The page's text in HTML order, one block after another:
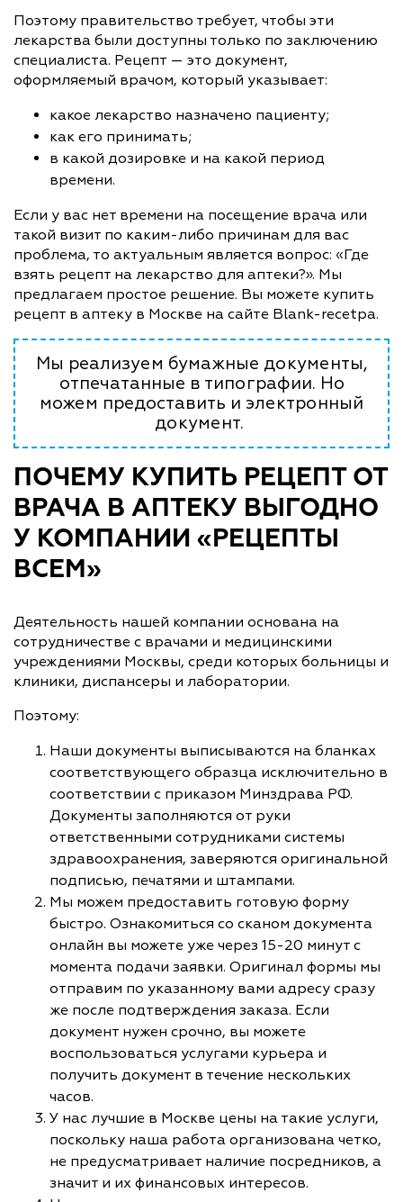
Поэтому правительство требует, чтобы эти
лекарства были доступны только по заключению
специалиста. Рецепт — это документ,
оформляемый врачом, который указывает:
какое лекарство назначено пациенту;
как его принимать;
в какой дозировке и на какой период
времени.
Если у вас нет времени на посещение врача или
такой визит по каким-либо причинам для вас
проблема, то актуальным является вопрос: «Где
взять рецепт на лекарство для аптеки?». Мы
предлагаем простое решение. Вы можете купить
рецепт в аптеку в Москве на сайте Blank-recetpa.
Мы реализуем бумажные документы,
отпечатанные в типографии. Но
можем предоставить и электронный
документ.
ПОЧЕМУ КУПИТЬ РЕЦЕПТ ОТ
ВРАЧА В АПТЕКУ ВЫГОДНО
У КОМПАНИИ «РЕЦЕПТЫ
ВСЕМ»
Деятельность нашей компании основана на
сотрудничестве с врачами и медицинскими
учреждениями Москвы, среди которых больницы и
клиники, диспансеры и лаборатории.
Поэтому:
Наши документы выписываются на бланках
соответствующего образца исключительно в
соответствии с приказом Минздрава РФ.
Документы заполняются от руки
ответственными сотрудниками системы
здравоохранения, заверяются оригинальной
подписью, печатями и штампами.
Мы можем предоставить готовую форму
быстро. Ознакомиться со сканом документа
онлайн вы можете уже через 15-20 минут с
момента подачи заявки. Оригинал формы мы
отправим по указанному вами адресу сразу
же после подтверждения заказа. Если
документ нужен срочно, вы можете
воспользоваться услугами курьера и
получить документ в течение нескольких
часов.
У нас лучшие в Москве цены на такие услуги,
поскольку наша работа организована четко,
не предусматривает наличие посредников, а
значит и их финансовых интересов.